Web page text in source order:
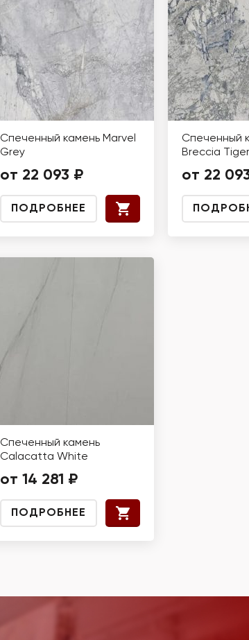
Спеченный камень Marvel
Grey
от 22 093 ₽
ПОДРОБНЕЕ
Спеченный
Breccia Tiger
от 22
Спеченный камень
Calacatta White
от 14 281 ₽
ПОДРОБНЕЕ